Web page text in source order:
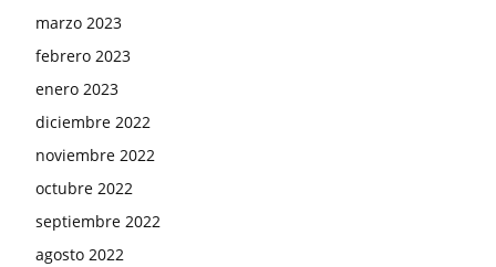
marzo 2023
febrero 2023
enero 2023
diciembre 2022
noviembre 2022
octubre 2022
septiembre 2022
agosto 2022